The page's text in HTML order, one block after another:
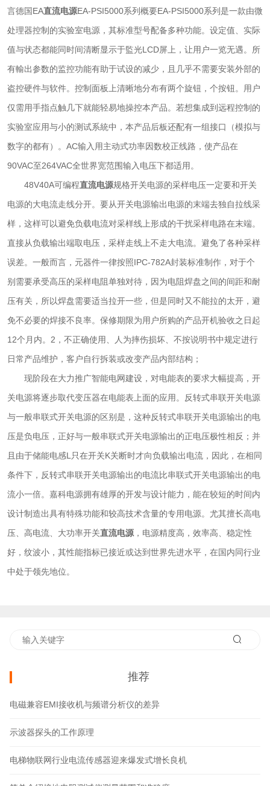
言德国EA直流电源EA-PSI5000系列概要EA-PSI5000系列是一款由微
处理器控制的实验室电源，其标准型号配备多种功能。设定值、实际
值与状态都能同时间清断显示于監光LCD屏上，让用户一览无遇。所
有輸出参数的监控功能有助于试设的减少，且几乎不需要安装外部的
盗控硬件与软件。控制面板上清晰地分布有两个旋钮，个按钮。用户
仅需用手指点触几下就能轻易地操控本产品。若想集成到远程控制的
实验室应用与小的测试系統中，本产品后板还配有一组接口（模拟与
数字的都有）。AC输入用主动式功率因数校正线路，使产品在
90VAC至264VAC全世界宽范围输入电压下都适用。
48V40A可编程直流电源规格开关电源的采样电压一定要和开关
电源的大电流走线分开。要从开关电源输出电源的末端去独自拉线采
样，这样可以避免负载电流对采样线上形成的干扰采样电路在末端。
直接从负载输出端取电压，采样走线上不走大电流。避免了各种采样
误差。一般而言，元器件一律按照IPC-782A封装标准制作，对于个
别需要承受高压的采样电阻单独对待，因为电阻焊盘之间的间距和耐
压有关，所以焊盘需要适当拉开一些，但是同时又不能拉的太开，避
免不必要的焊接不良率。保修期限为用户所购的产品开机验收之日起
12个月内。2，不正确使用、人为摔伤损坏、不按说明书中规定进行
日常产品维护，客户自行拆装或改变产品内部结构；
现阶段在大力推广智能电网建设，对电能表的要求大幅提高，开
关电源将逐步取代变压器在电能表上面的应用。反转式串联开关电源
与一般串联式开关电源的区别是，这种反转式串联开关电源输出的电
压是负电压，正好与一般串联式开关电源输出的正电压极性相反；并
且由于储能电感L只在开关K关断时才向负载输出电流，因此，在相同
条件下，反转式串联开关电源输出的电流比串联式开关电源输出的电
流小一倍。嘉科电源拥有雄厚的开发与设计能力，能在较短的时间内
设计制造出具有特殊功能和较高技术含量的专用电源。尤其擅长高电
压、高电流、大功率开关直流电源 ，电源精度高，效率高、稳定性
好，纹波小，其性能指标已接近或达到世界先进水平，在国内同行业
中处于领先地位。
推荐
电磁兼容EMI接收机与频谱分析仪的差异
示波器探头的工作原理
电梯物联网行业电流传感器迎来爆发式增长良机